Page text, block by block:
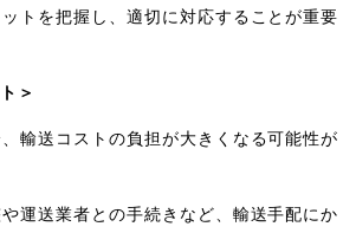
トを把握し、適切に対応することが重要
＞
、輸送コストの負担が大きくなる可能性が
や運送業者との手続きなど、輸送手配にか